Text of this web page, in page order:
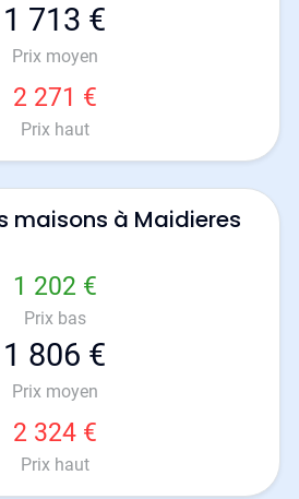
1 713 €
Prix moyen
2 271 €
Prix haut
maisons à Maidieres
1 202 €
Prix bas
1 806 €
Prix moyen
2 324 €
Prix haut